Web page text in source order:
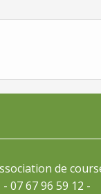
de
07 67 96 59 12 -